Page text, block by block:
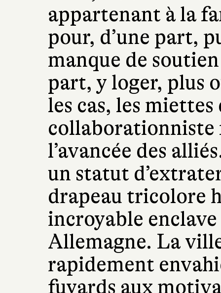
appartenant à la
pour, d’une part,
manque de
part, y loger, plus
les cas, les
collaborationniste
l’avancée des
un statut
drapeau tricolore
incroyable
Allemagne. La
rapidement
fuyards aux